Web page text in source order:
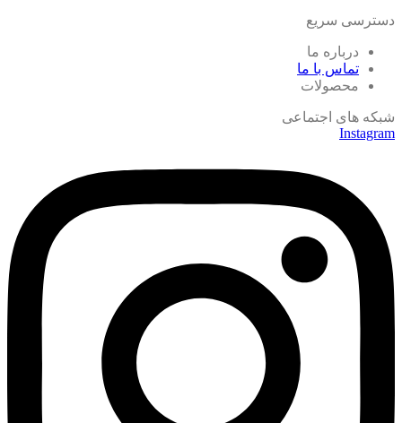
دسترسی سریع
درباره ما
تماس با ما
محصولات
شبکه های اجتماعی
Instagram